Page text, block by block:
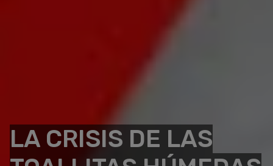
LA CRISIS DE LAS